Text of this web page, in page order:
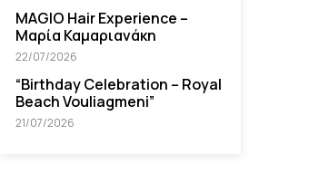
MAGIO Hair Experience –
Μαρία Καμαριανάκη
22/07/2026
“Βirthday Celebration – Royal
Beach Vouliagmeni”
21/07/2026